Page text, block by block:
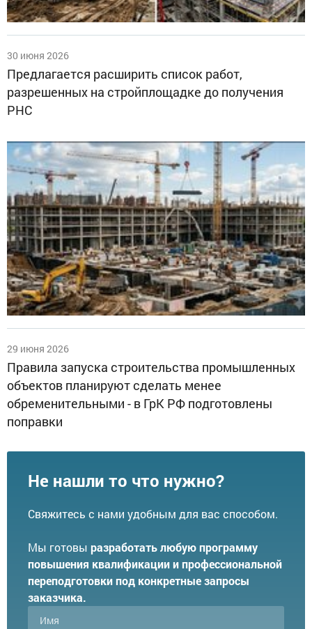
30 июня 2026
Предлагается расширить список работ,
разрешенных на стройплощадке до получения
РНС
29 июня 2026
Правила запуска строительства промышленных
объектов планируют сделать менее
обременительными - в ГрК РФ подготовлены
поправки
Не нашли то что нужно?
Свяжитесь с нами удобным для вас способом.
Мы готовы разработать любую программу
повышения квалификации и профессиональной
переподготовки под конкретные запросы
заказчика.